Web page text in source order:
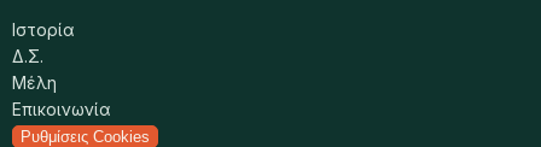
Ιστορία
Δ.Σ.
Μέλη
Επικοινωνία
Ρυθμίσεις Cookies